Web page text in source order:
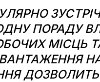
ПОРАДУ
ДОЗВОЛИТЬ